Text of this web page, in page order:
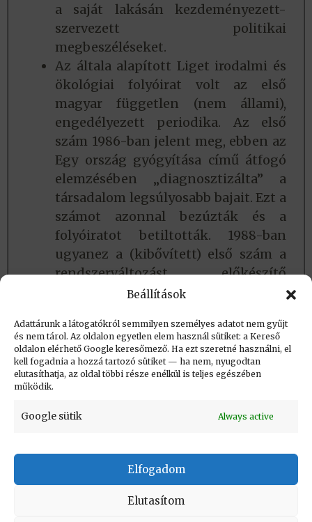
Beállítások
Adattárunk a látogatókról semmilyen személyes adatot nem gyűjt
és nem tárol. Az oldalon egyetlen elem használ sütiket: a Kereső
oldalon elérhető Google keresőmező. Ha ezt szeretné használni, el
kell fogadnia a hozzá tartozó sütiket — ha nem, nyugodtan
elutasíthatja, az oldal többi része enélkül is teljes egészében
működik.
Google sütik Always active
Elfogadom
Elutasítom
a saját lakásán kezdeményezett-
szervezett politikai
megbeszéléseket.
Az általa alapított Liget irodalmi és
ökológiai folyóirat volt az első
magyar független (nem állami),
engedélyezett periodika. Az első
szám 1986-ban jelent meg, ebben az
Egy ország gyógyítása című átfogó
elemzésében „diagnosztizálta” a
társadalom legsúlyosabb bajait. Ezt a
számot azonnal bezúzták és a
folyóiratot betiltották. 1988-ban
ugyanez a (kibővített) első szám a
rendszerváltozást előkészítő
pártértekezlet után a szabad sajtó
Létrehozva: 2020.12.18. 10:31
Utolsó módosítás: 2024.06.07. 23:43
Impresszum
Adatvédelmi tájékoztató